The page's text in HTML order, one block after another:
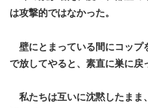
は攻撃的ではなかった。
壁にとまっている間にコップ
で放してやると、素直に巣に戻
私たちは互いに沈黙したまま